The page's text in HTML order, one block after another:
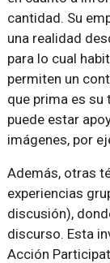
cantidad. Su
una realidad
para lo cual
permiten un
que prima es su
puede estar
imágenes, por
Además, otras
experiencias
discusión),
discurso. Esta
Acción